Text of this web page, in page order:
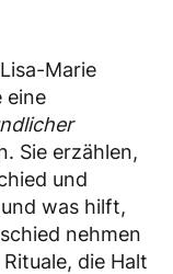
Marie
eine
Sie erzählen,
und
was hilft,
nehmen
die Halt